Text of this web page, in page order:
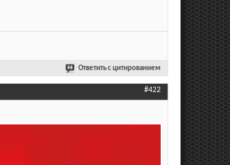
Ответить с цитированием
#422